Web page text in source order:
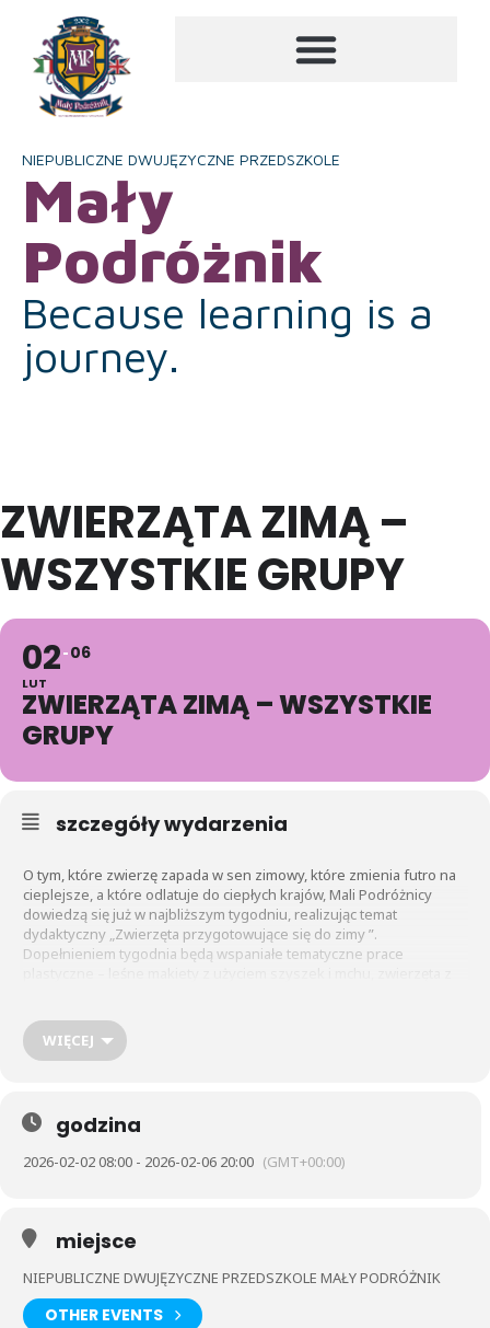
NIEPUBLICZNE DWUJĘZYCZNE PRZEDSZKOLE
Mały
Podróżnik
Because learning is a
journey.
ZWIERZĄTA ZIMĄ –
WSZYSTKIE GRUPY
02
LUT
06
ZWIERZĄTA ZIMĄ – WSZYSTKIE
GRUPY
szczegóły wydarzenia
O tym, które zwierzę zapada w sen zimowy, które zmienia futro na
cieplejsze, a które odlatuje do ciepłych krajów, Mali Podróżnicy
dowiedzą się już w najbliższym tygodniu, realizując temat
dydaktyczny „Zwierzęta przygotowujące się do zimy ”.
Dopełnieniem tygodnia będą wspaniałe tematyczne prace
WIĘCEJ
godzina
2026-02-02 08:00 - 2026-02-06 20:00 (GMT+00:00)
miejsce
NIEPUBLICZNE DWUJĘZYCZNE PRZEDSZKOLE MAŁY PODRÓŻNIK
OTHER EVENTS